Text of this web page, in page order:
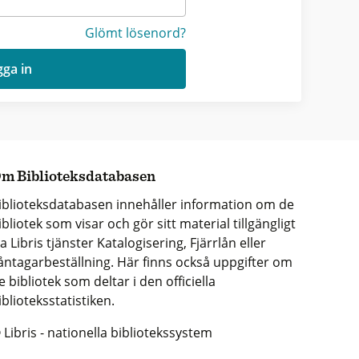
Glömt lösenord?
in
Biblioteksdatabasen
innehåller information om de
som visar och gör sitt material tillgängligt
Libris tjänster Katalogisering, Fjärrlån eller
Här finns också uppgifter om
bibliotek som deltar i den officiella
- nationella bibliotekssystem